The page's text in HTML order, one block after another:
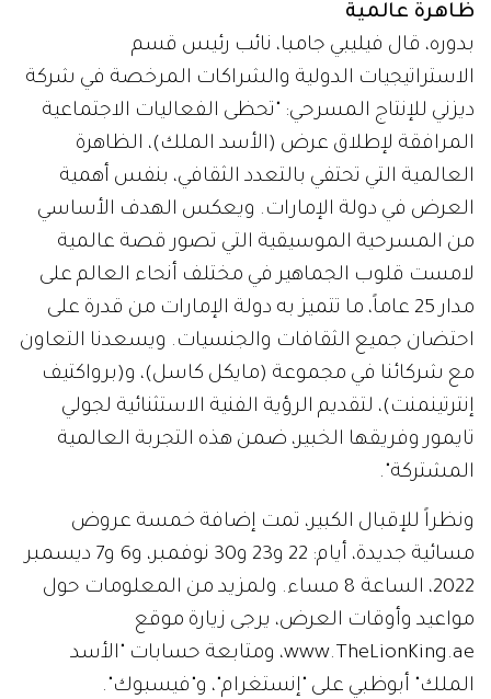
ظاهرة عالمية
بدوره، قال فيليبي جامبا، نائب رئيس قسم
الاستراتيجيات الدولية والشراكات المرخصة في شركة
ديزني للإنتاج المسرحي: "تحظى الفعاليات الاجتماعية
المرافقة لإطلاق عرض (الأسد الملك)، الظاهرة
العالمية التي تحتفي بالتعدد الثقافي، بنفس أهمية
العرض في دولة الإمارات. ويعكس الهدف الأساسي
من المسرحية الموسيقية التي تصور قصة عالمية
لامست قلوب الجماهير في مختلف أنحاء العالم على
مدار 25 عاماً، ما تتميز به دولة الإمارات من قدرة على
احتضان جميع الثقافات والجنسيات. ويسعدنا التعاون
مع شركائنا في مجموعة (مايكل كاسل)، و(برواكتيف
إنترتينمنت)، لتقديم الرؤية الفنية الاستثنائية لجولي
تايمور وفريقها الخبير، ضمن هذه التجربة العالمية
المشتركة".
ونظراً للإقبال الكبير، تمت إضافة خمسة عروض
مسائية جديدة، أيام: 22 و23 و30 نوفمبر، و6 و7 ديسمبر
2022، الساعة 8 مساء. ولمزيد من المعلومات حول
مواعيد وأوقات العرض، يرجى زيارة موقع
www.TheLionKing.ae، ومتابعة حسابات "الأسد
الملك" أبوظبي على "إنستغرام"، و"فيسبوك".